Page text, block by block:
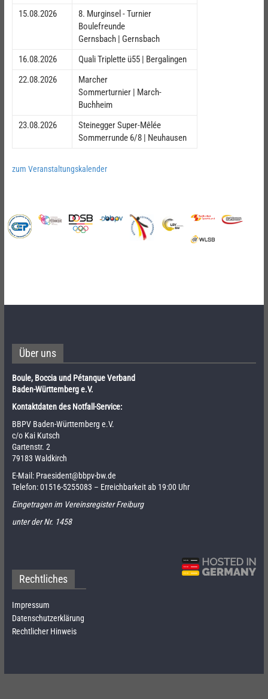
15.08.2026
8. Murginsel - Turnier
Boulefreunde
Gernsbach | Gernsbach
16.08.2026
Quali Triplette ü55 | Bergalingen
22.08.2026
Marcher
Sommerturnier | March-
Buchheim
23.08.2026
Steinegger Super-Mêlée
Sommerrunde 6/8 | Neuhausen
zum Veranstaltungskalender
Über uns
Boule, Boccia und Pétanque Verband
Baden-Württemberg e.V.
Kontaktdaten des Notfall-Service:
BBPV Baden-Württemberg e.V.
c/o Kai Kutsch
Gartenstr. 2
79183 Waldkirch
E-Mail: Praesident@bbpv-bw.de
Telefon:01516-5255083 – Erreichbarkeit ab 19:00 Uhr
Eingetragen im Vereinsregister Freiburg
unter der Nr. 1458
Rechtliches
Impressum
Datenschutzerklärung
Rechtlicher Hinweis